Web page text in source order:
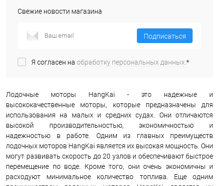
Свежие новости магазина
Подписаться
Я согласен на обработку персональных данных.*
Лодочные моторы HangKai - это надежные и
высококачественные моторы, которые предназначены для
использования на малых и средних судах. Они отличаются
высокой производительностью, экономичностью и
надежностью в работе. Одним из главных преимуществ
лодочных моторов HangKai является их высокая мощность. Они
могут развивать скорость до 20 узлов и обеспечивают быстрое
перемещение по воде. Кроме того, они очень экономичны и
расходуют минимальное количество топлива. Еще одним